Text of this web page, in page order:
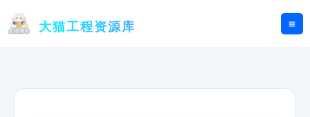
大猫工程资源库